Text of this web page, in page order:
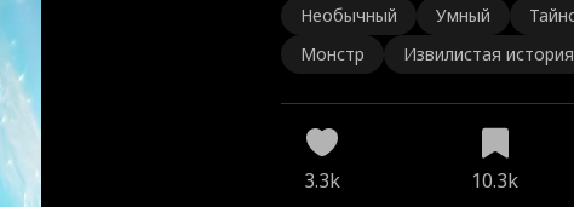
Необычный Умный
Монстр
Извилистая история
3.3k 10.3k